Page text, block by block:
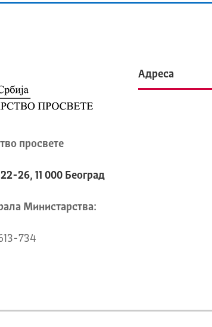
просвете
26, 11 000 Београд
Mинистарства:
734
Адреса